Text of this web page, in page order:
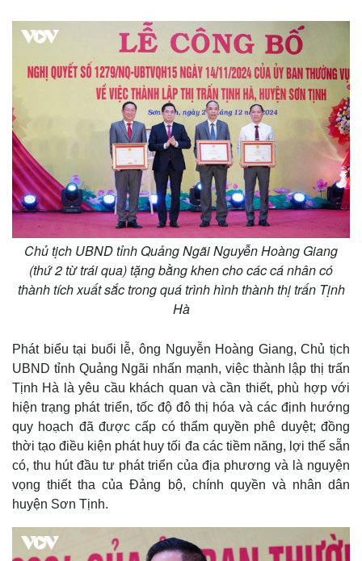
Kinh tế
Bất động sản
Thị trường
Giá vàng
Chứng khoán
Giá cà phê
Chủ tịch UBND tỉnh Quảng Ngãi Nguyễn Hoàng Giang
(thứ 2 từ trái qua) tặng bằng khen cho các cá nhân có
thành tích xuất sắc trong quá trình hình thành thị trấn Tịnh
Hà
Phát biểu tại buổi lễ, ông Nguyễn Hoàng Giang, Chủ tịch
UBND tỉnh Quảng Ngãi nhấn mạnh, việc thành lập thị trấn
Tịnh Hà là yêu cầu khách quan và cần thiết, phù hợp với
hiện trạng phát triển, tốc độ đô thị hóa và các định hướng
quy hoạch đã được cấp có thẩm quyền phê duyệt; đồng
thời tạo điều kiện phát huy tối đa các tiềm năng, lợi thế sẵn
có, thu hút đầu tư phát triển của địa phương và là nguyện
vọng thiết tha của Đảng bộ, chính quyền và nhân dân
huyện Sơn Tịnh.